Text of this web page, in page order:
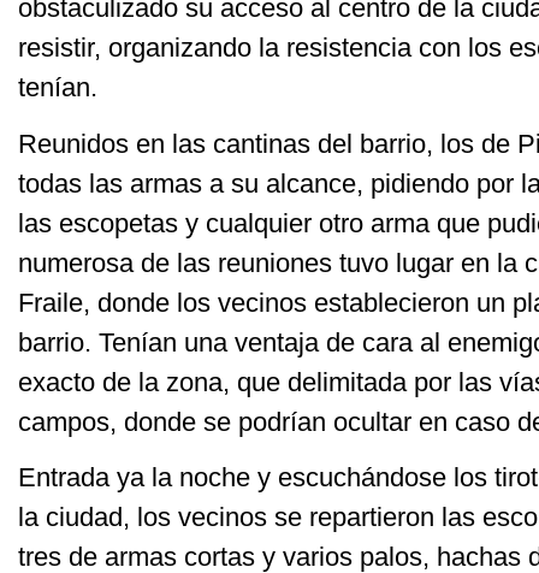
obstaculizado su acceso al centro de la
resistir, organizando la resistencia con los
tenían.
Reunidos en las cantinas del barrio, los de
todas las armas a su alcance, pidiendo por
las escopetas y cualquier otro arma que
numerosa de las reuniones tuvo lugar en la
Fraile, donde los vecinos establecieron un
barrio. Tenían una ventaja de cara al
exacto de la zona, que delimitada por las
campos, donde se podrían ocultar en caso
Entrada ya la noche y escuchándose los
la ciudad, los vecinos se repartieron las
tres de armas cortas y varios palos, hachas